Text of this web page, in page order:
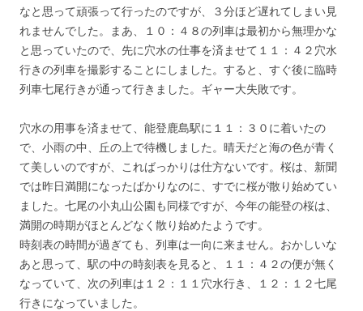
なと思って頑張って行ったのですが、３分ほど遅れてしまい見
れませんでした。まあ、１０：４８の列車は最初から無理かな
と思っていたので、先に穴水の仕事を済ませて１１：４２穴水
行きの列車を撮影することにしました。すると、すぐ後に臨時
列車七尾行きが通って行きました。ギャー大失敗です。
穴水の用事を済ませて、能登鹿島駅に１１：３０に着いたの
で、小雨の中、丘の上で待機しました。晴天だと海の色が青く
て美しいのですが、こればっかりは仕方ないです。桜は、新聞
では昨日満開になったばかりなのに、すでに桜が散り始めてい
ました。七尾の小丸山公園も同様ですが、今年の能登の桜は、
満開の時期がほとんどなく散り始めたようです。
時刻表の時間が過ぎても、列車は一向に来ません。おかしいな
あと思って、駅の中の時刻表を見ると、１１：４２の便が無く
なっていて、次の列車は１２：１１穴水行き、１２：１２七尾
行きになっていました。